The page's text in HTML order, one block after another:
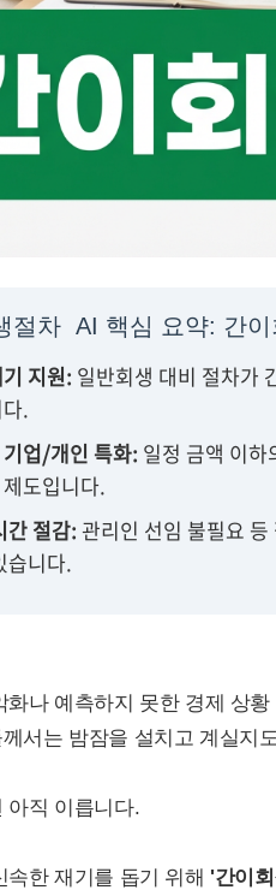
절차 AI 핵심 요약: 간
지원: 일반회생 대비 절차가
.
업/개인 특화: 일정 금액 이하
도입니다.
간 절감:관리인 선임 불필요
습니다.
화나 예측하지 못한 경제 상
서는 밤잠을 설치고 계실지
아직 이릅니다.
속한 재기를 돕기 위해 '간이